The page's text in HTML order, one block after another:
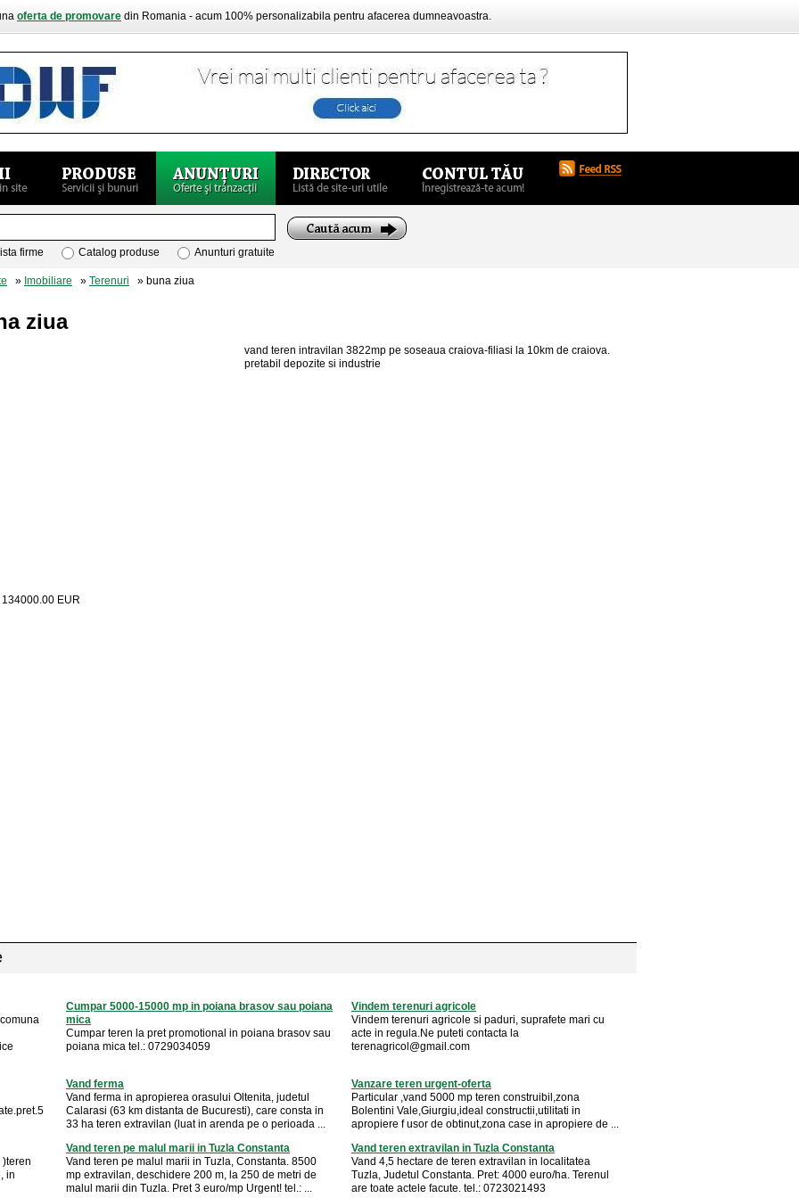
oferta de promovare din Romania - acum 100% personalizabila pentru afacerea dumneavoastra.
firme Catalog produse Anunturi gratuite
» Imobiliare » Terenuri » buna ziua
ziua
vand teren intravilan 3822mp pe soseaua craiova-filiasi la 10km de craiova.
pretabil depozite si industrie
134000.00 EUR
Cumpar 5000-15000 mp in poiana brasov sau poiana
mica
Cumpar teren la pret promotional in poiana brasov sau
poiana mica tel.: 0729034059
Vindem terenuri agricole
Vindem terenuri agricole si paduri, suprafete mari cu
acte in regula.Ne puteti contacta la
terenagricol@gmail.com
Vand ferma
Vand ferma in apropierea orasului Oltenita, judetul
Calarasi (63 km distanta de Bucuresti), care consta in
33 ha teren extravilan (luat in arenda pe o perioada ...
Vanzare teren urgent-oferta
Particular ,vand 5000 mp teren construibil,zona
Bolentini Vale,Giurgiu,ideal constructii,utilitati in
apropiere f usor de obtinut,zona case in apropiere de ...
)teren
in
Vand teren pe malul marii in Tuzla Constanta
Vand teren pe malul marii in Tuzla, Constanta. 8500
mp extravilan, deschidere 200 m, la 250 de metri de
malul marii din Tuzla. Pret 3 euro/mp Urgent! tel.: ...
Vand teren extravilan in Tuzla Constanta
Vand 4,5 hectare de teren extravilan in localitatea
Tuzla, Judetul Constanta. Pret: 4000 euro/ha. Terenul
are toate actele facute. tel.: 0723021493